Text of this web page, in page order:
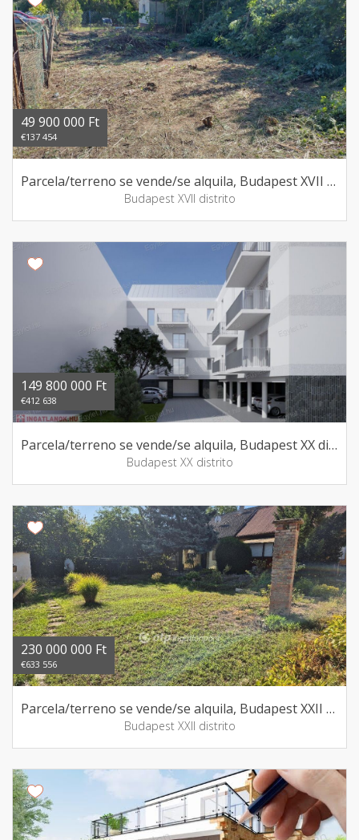
49 900 000 Ft
€137 454
Parcela/terreno se vende/se alquila, Budapest XVII distrito
Budapest XVII distrito
149 800 000 Ft
€412 638
Parcela/terreno se vende/se alquila, Budapest XX distrito
Budapest XX distrito
230 000 000 Ft
€633 556
Parcela/terreno se vende/se alquila, Budapest XXII distrito
Budapest XXII distrito